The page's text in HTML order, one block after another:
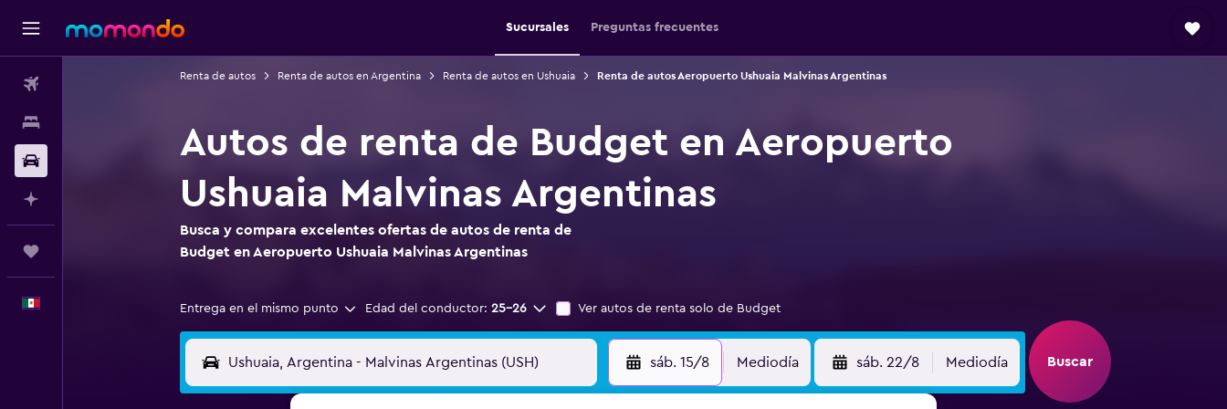
Sucursales Preguntas frecuentes
Renta de autos Renta de autos en Argentina Renta de autos en Ushuaia Renta de autos Aeropuerto Ushuaia Malvinas Argentinas
Autos de renta de Budget en Aeropuerto
Ushuaia Malvinas Argentinas
Busca y compara excelentes ofertas de autos de renta de
Budget en Aeropuerto Ushuaia Malvinas Argentinas
Entrega en el mismo punto Edad del conductor: 25-26 Ver autos de renta solo de Budget
sáb. 15/8 Mediodía sáb. 22/8 Mediodía Buscar